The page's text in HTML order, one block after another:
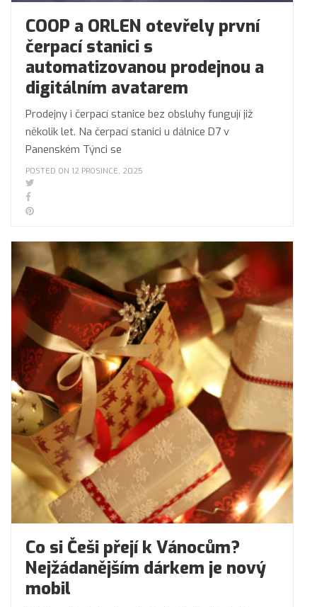
COOP a ORLEN otevřely první
čerpací stanici s
automatizovanou prodejnou a
digitálním avatarem
Prodejny i čerpací stanice bez obsluhy fungují již
několik let. Na čerpací stanici u dálnice D7 v
Panenském Týnci se
POSTED ON 12 PROSINCE, 2025
Co si Češi přejí k Vánocům?
Nejžádanějším dárkem je nový
mobil